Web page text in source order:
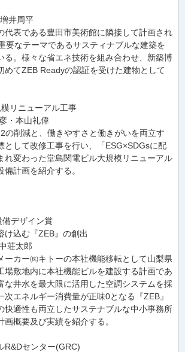
井周平
代表である豊田市美術館に隣接して計画され
要なテーマであるサスティナブルな建築を
る。様々な省エネ技術を組み合わせ、新築博
めてZEB Readyの認証を受けた建物として
リニューアル工事
・本山礼偉
の削減と、働きやすさと働きがいを両立す
として改修工事を行い、「ESG×SDGsに配
れ変わった堂島関電ビル大規模リニューアル
計画を紹介する。
デザイン賞
け込む『ZEB』の創出
荘太郎
ーカー㈱キトーの本社機能移転として山梨県
場敷地内に本社機能ビルを建設する計画であ
な井水を最大限に活用した空調システムを採
次エネルギー消費量が正味0となる『ZEB』
快適性も両立したサステナブルな中小事務所
画概要及び実績を紹介する。
R&Dセンター(GRC)